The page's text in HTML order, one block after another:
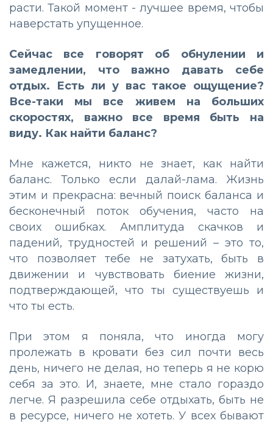
расти. Такой момент - лучшее время, чтобы
наверстать упущенное.
Сейчас все говорят об обнулении и
замедлении, что важно давать себе
отдых. Есть ли у вас такое ощущение?
Все-таки мы все живем на больших
скоростях, важно все время быть на
виду. Как найти баланс?
Мне кажется, никто не знает, как найти
баланс. Только если далай-лама. Жизнь
этим и прекрасна: вечный поиск баланса и
бесконечный поток обучения, часто на
своих ошибках. Амплитуда скачков и
падений, трудностей и решений – это то,
что позволяет тебе не затухать, быть в
движении и чувствовать биение жизни,
подтверждающей, что ты существуешь и
что ты есть.
При этом я поняла, что иногда могу
пролежать в кровати без сил почти весь
день, ничего не делая, но теперь я не корю
себя за это. И, знаете, мне стало гораздо
легче. Я разрешила себе отдыхать, быть не
в ресурсе, ничего не хотеть. У всех бывают